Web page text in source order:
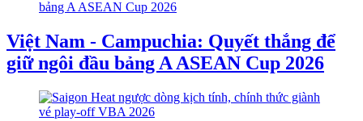
Việt Nam - Campuchia: Quyết thắng để
giữ ngôi đầu bảng A ASEAN Cup 2026